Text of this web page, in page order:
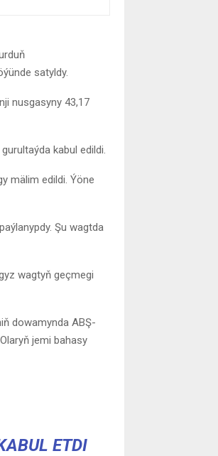
satyldy.
nusgasyny 43,17
kabul edildi.
mälim edildi. Ýöne
Şu wagtda
wagtyň geçmegi
dowamynda ABŞ-
jemi bahasy
ETDI